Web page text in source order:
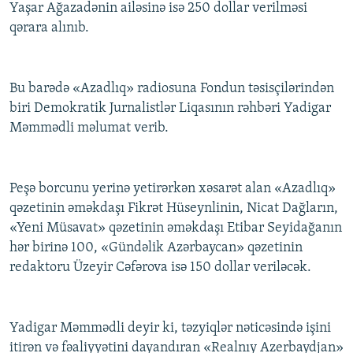
Yaşar Ağazadənin ailəsinə isə 250 dollar verilməsi
qərara alınıb.
Bu barədə «Azadlıq» radiosuna Fondun təsisçilərindən
biri Demokratik Jurnalistlər Liqasının rəhbəri Yadigar
Məmmədli məlumat verib.
Peşə borcunu yerinə yetirərkən xəsarət alan «Azadlıq»
qəzetinin əməkdaşı Fikrət Hüseynlinin, Nicat Dağların,
«Yeni Müsavat» qəzetinin əməkdaşı Etibar Seyidağanın
hər birinə 100, «Gündəlik Azərbaycan» qəzetinin
redaktoru Üzeyir Cəfərova isə 150 dollar veriləcək.
Yadigar Məmmədli deyir ki, təzyiqlər nəticəsində işini
itirən və fəaliyyətini dayandıran «Realnıy Azerbaydjan»